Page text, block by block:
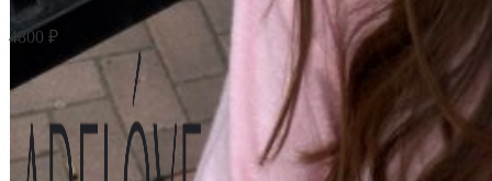
4800 ₽